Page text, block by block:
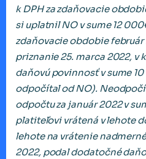
k DPH za zdaňovacie
si uplatnil NO v sume 12
zdaňovacie obdobie
priznanie 25. marca 2022, v
daňovú povinnosť v sume
odpočítal od NO).
odpočtu za január 2022 v
platiteľovi vrátená v lehote
lehote na vrátenie
2022, podal dodatočné